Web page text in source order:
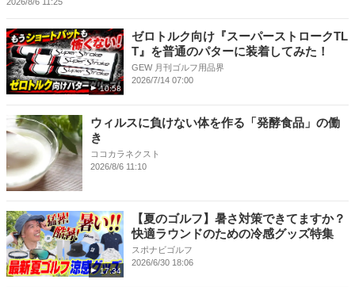
10:58
ゼロトルク向け『スーパーストロークTL
T』を普通のパターに装着してみた！
GEW 月刊ゴルフ用品界
2026/7/14 07:00
ウィルスに負けない体を作る「発酵食品」の働
き
ココカラネクスト
2026/8/6 11:10
17:34
【夏のゴルフ】暑さ対策できてますか？
快適ラウンドのための冷感グッズ特集
スポナビゴルフ
2026/6/30 18:06